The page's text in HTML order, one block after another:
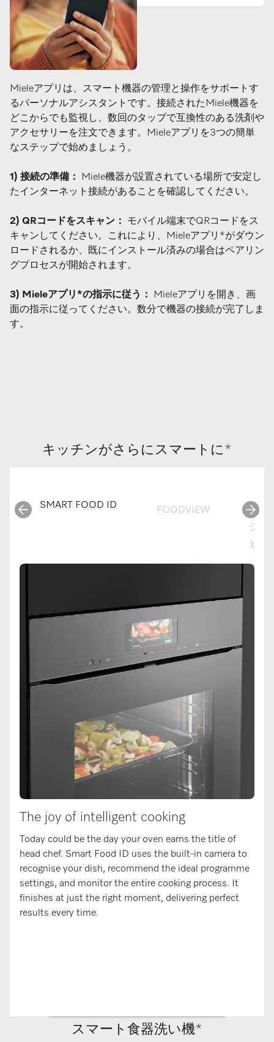
Mieleアプリは、スマート機器の管理と操作をサポートす
るパーソナルアシスタントです。接続されたMiele機器を
どこからでも監視し、数回のタップで互換性のある洗剤や
アクセサリーを注文できます。Mieleアプリを3つの簡単
なステップで始めましょう。
1) 接続の準備：
Miele機器が設置されている場所で安定し
たインターネット接続があることを確認してください。
2) QRコードをスキャン：
モバイル端末でQRコードをス
キャンしてください。これにより、Mieleアプリ*がダウン
ロードされるか、既にインストール済みの場合はペアリン
グプロセスが開始されます。
3) Mieleアプリ*の指示に従う：
Mieleアプリを開き、画
面の指示に従ってください。数分で機器の接続が完了しま
す。
キッチンがさらにスマートに*
SMART FOOD ID FOODVIEW
レ
シ
ピ
The joy of intelligent cooking
Today could be the day your oven earns the title of
head chef. Smart Food ID uses the built-in camera to
recognise your dish, recommend the ideal programme
settings, and monitor the entire cooking process. It
finishes at just the right moment, delivering perfect
results every time.
スマート食器洗い機*